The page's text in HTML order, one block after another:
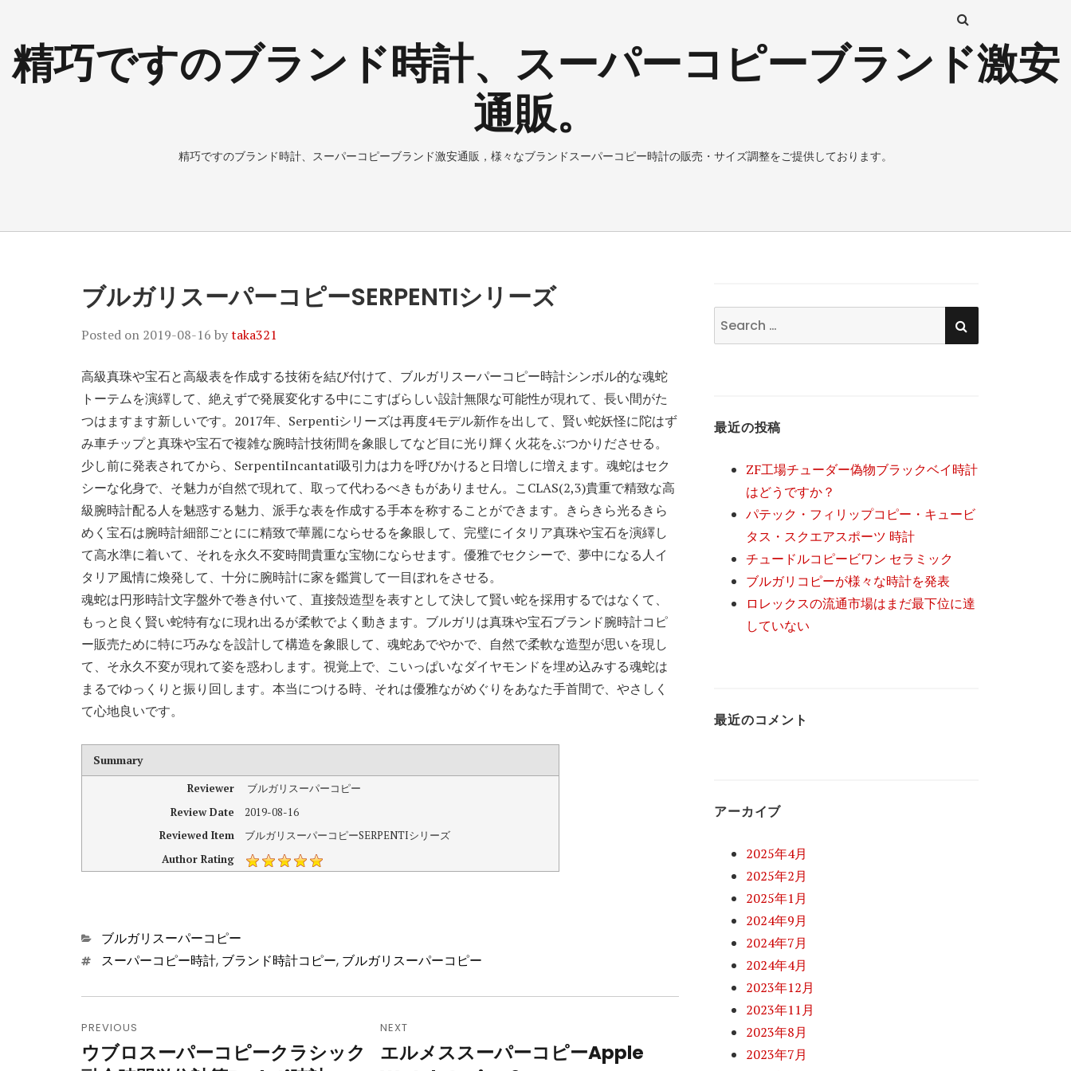
精巧ですのブランド時計、スーパーコピーブランド激安
通販。
精巧ですのブランド時計、スーパーコピーブランド激安通販，様々なブランドスーパーコピー時計の販売・サイズ調整をご提供しております。
ブルガリスーパーコピーSERPENTIシリーズ
Posted on 2019-08-16 bytaka321
高級真珠や宝石と高級表を作成する技術を結び付けて、ブルガリスーパーコピー時計シンボル的な魂蛇
トーテムを演繹して、絶えずで発展変化する中にこすばらしい設計無限な可能性が現れて、長い間がた
つはますます新しいです。2017年、Serpentiシリーズは再度4モデル新作を出して、賢い蛇妖怪に陀はず
み車チップと真珠や宝石で複雑な腕時計技術間を象眼してなど目に光り輝く火花をぶつかりださせる。
少し前に発表されてから、SerpentiIncantati吸引力は力を呼びかけると日増しに増えます。魂蛇はセク
シーな化身で、そ魅力が自然で現れて、取って代わるべきもがありません。こCLAS(2,3)貴重で精致な高
級腕時計配る人を魅惑する魅力、派手な表を作成する手本を称することができます。きらきら光るきら
めく宝石は腕時計細部ごとにに精致で華麗にならせるを象眼して、完璧にイタリア真珠や宝石を演繹し
て高水準に着いて、それを永久不変時間貴重な宝物にならせます。優雅でセクシーで、夢中になる人イ
タリア風情に煥発して、十分に腕時計に家を鑑賞して一目ぼれをさせる。
魂蛇は円形時計文字盤外で巻き付いて、直接殻造型を表すとして決して賢い蛇を採用するではなくて、
もっと良く賢い蛇特有なに現れ出るが柔軟でよく動きます。ブルガリは真珠や宝石ブランド腕時計コピ
ー販売ために特に巧みなを設計して構造を象眼して、魂蛇あでやかで、自然で柔軟な造型が思いを現し
て、そ永久不変が現れて姿を惑わします。視覚上で、こいっぱいなダイヤモンドを埋め込みする魂蛇は
まるでゆっくりと振り回します。本当につける時、それは優雅ながめぐりをあなた手首間で、やさしく
て心地良いです。
Summary
Reviewer
ブルガリスーパーコピー
Review Date
2019-08-16
Reviewed Item
ブルガリスーパーコピーSERPENTIシリーズ
Author Rating
Categories
ブルガリスーパーコピー
Tagsスーパーコピー時計, ブランド時計コピー, ブルガリスーパーコピー
投
稿
PREVIOUS
Previous
ウブロスーパーコピークラシック
NEXT
Next
エルメススーパーコピーApple
Search
for:
SEARCH
最近の投稿
ZF工場チューダー偽物ブラックベイ時計
はどうですか？
パテック・フィリップコピー・キュービ
タス・スクエアスポーツ 時計
チュードルコピービワン セラミック
ブルガリコピーが様々な時計を発表
ロレックスの流通市場はまだ最下位に達
していない
最近のコメント
アーカイブ
2025年4月
2025年2月
2025年1月
2024年9月
2024年7月
2024年4月
2023年12月
2023年11月
2023年8月
2023年7月